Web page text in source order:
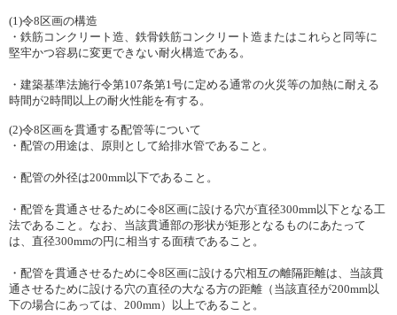
(1)令8区画の構造
・鉄筋コンクリート造、鉄骨鉄筋コンクリート造またはこれらと同等に
堅牢かつ容易に変更できない耐火構造である。
・建築基準法施行令第107条第1号に定める通常の火災等の加熱に耐える
時間が2時間以上の耐火性能を有する。
(2)令8区画を貫通する配管等について
・配管の用途は、原則として給排水管であること。
・配管の外径は200mm以下であること。
・配管を貫通させるために令8区画に設ける穴が直径300mm以下となる工
法であること。なお、当該貫通部の形状が矩形となるものにあたって
は、直径300mmの円に相当する面積であること。
・配管を貫通させるために令8区画に設ける穴相互の離隔距離は、当該貫
通させるために設ける穴の直径の大なる方の距離（当該直径が200mm以
下の場合にあっては、200mm）以上であること。